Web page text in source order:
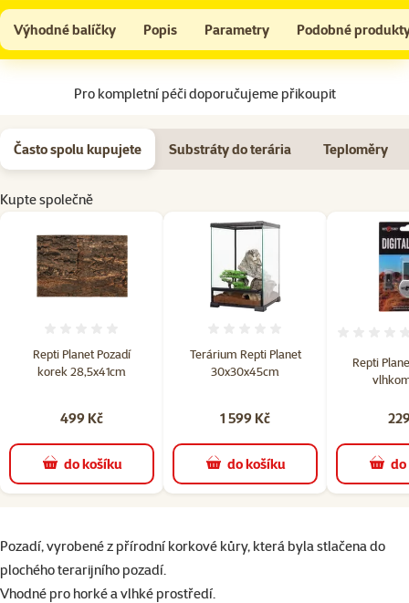
Repti Planet Pozadí korek 28,5x41cm
Do košíku
Výhodné balíčky Popis Parametry Podobné
Na začátek stránky
Pro kompletní péči doporučujeme přikoupit
Často spolu kupujete Substráty do terária Teploměry
Kupte společně
Repti Planet Pozadí
korek 28,5x41cm
499 Kč
do košíku
Terárium Repti Planet
30x30x45cm
1 599 Kč
do košíku
Repti
superzoo.product.detail.content
Pozadí, vyrobené z přírodní korkové kůry, která byla stlačena do
plochého terarijního pozadí.
Vhodné pro horké a vlhké prostředí.